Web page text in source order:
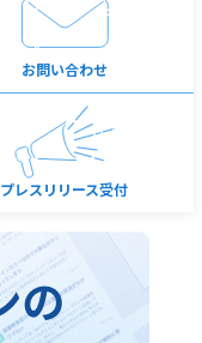
お問い合わせ
プレスリリース受付